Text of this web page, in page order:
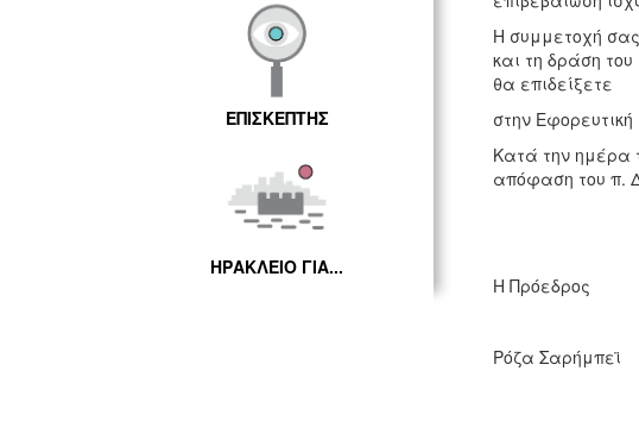
ΕΠΙΣΚΕΠΤΗΣ
ΗΡΑΚΛΕΙΟ ΓΙΑ...
Η συμμετοχή
και τη δράση
θα επιδείξετε
στην Εφορευτική
Κατά την ημέρα
απόφαση του π.
Η
Ρόζα